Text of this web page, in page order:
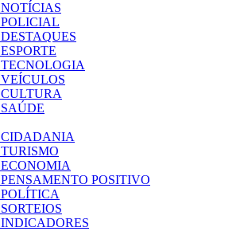
NOTÍCIAS
POLICIAL
DESTAQUES
ESPORTE
TECNOLOGIA
VEÍCULOS
CULTURA
SAÚDE
CIDADANIA
TURISMO
ECONOMIA
PENSAMENTO POSITIVO
POLÍTICA
SORTEIOS
INDICADORES